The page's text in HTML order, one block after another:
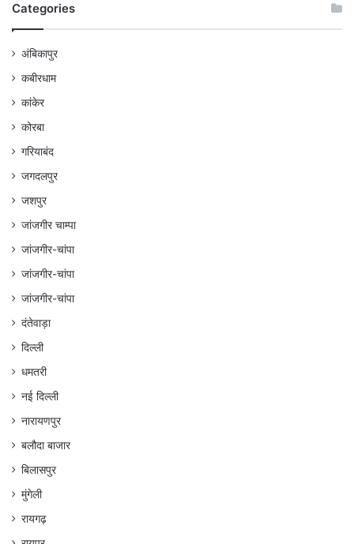
Categories
अंबिकापुर
कबीरधाम
कांकेर
कोरबा
गरियाबंद
जगदलपुर
जशपुर
जांजगीर चाम्पा
जांजगीर-चांपा
जांजगीर-चांपा
जांजगीर-चांपा
दंतेवाड़ा
दिल्ली
धमतरी
नई दिल्ली
नारायणपुर
बलौदा बाजार
बिलासपुर
मुंगेली
रायगढ़